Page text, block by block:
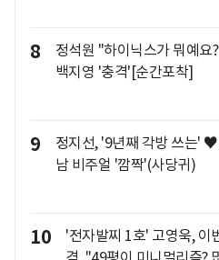
8
정석원 "하이닉스가 뭐예요
백지영 '충격'[순간포착]
9
정지선, '9년째 각방 쓰는'
남 비주얼 '깜짝'(사당귀)
10
'전자발찌 1호' 고영욱, 이